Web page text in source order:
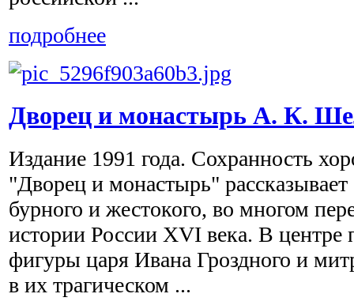
подробнее
Дворец и монастырь А. К.
Издание 1991 года. Сохранность
"Дворец и монастырь"
бурного и жестокого, во многом
истории России XVI века. В центре
фигуры царя Ивана Гроздного и
в их трагическом ...